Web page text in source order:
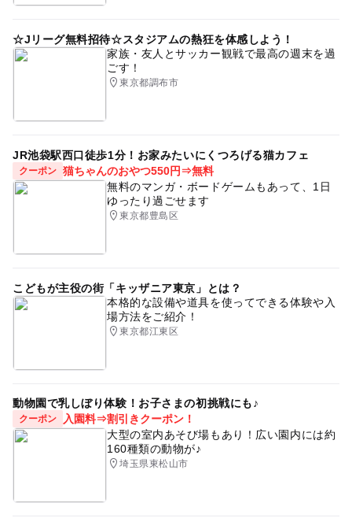
☆Jリーグ無料招待☆スタジアムの熱狂を体感しよう！
家族・友人とサッカー観戦で最高の週末を過
ごす！
東京都調布市
JR池袋駅西口徒歩1分！お家みたいにくつろげる猫カフェ
クーポン 猫ちゃんのおやつ550円⇒無料
無料のマンガ・ボードゲームもあって、1日
ゆったり過ごせます
東京都豊島区
こどもが主役の街「キッザニア東京」とは？
本格的な設備や道具を使ってできる体験や入
場方法をご紹介！
東京都江東区
動物園で乳しぼり体験！お子さまの初挑戦にも♪
クーポン
入園料⇒割引きクーポン！
大型の室内あそび場もあり！広い園内には約
160種類の動物が♪
埼玉県東松山市